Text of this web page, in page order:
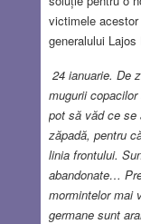
victimele
generalului Lajos
24 ianuarie. De
mugurii
pot să văd ce se
zăpadă, pentru
linia frontului.
abandonate…
mormintelor mai
germane sunt